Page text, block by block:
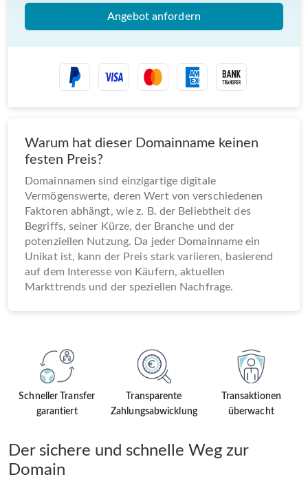
Schneller Transfer
garantiert
Transparente
Zahlungsabwicklung
Transaktionen
überwacht
Der sichere und schnelle Weg zur
Domain
Angebot anfordern
Warum hat dieser Domainname keinen
festen Preis?
Domainnamen sind einzigartige digitale
Vermögenswerte, deren Wert von verschiedenen
Faktoren abhängt, wie z. B. der Beliebtheit des
Begriffs, seiner Kürze, der Branche und der
potenziellen Nutzung. Da jeder Domainname ein
Unikat ist, kann der Preis stark variieren, basierend
auf dem Interesse von Käufern, aktuellen
Markttrends und der speziellen Nachfrage.